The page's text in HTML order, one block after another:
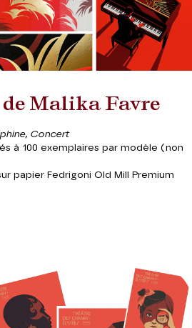
Malika Favre
Concert
à 100 exemplaires par modèle (non
papier Fedrigoni Old Mill Premium